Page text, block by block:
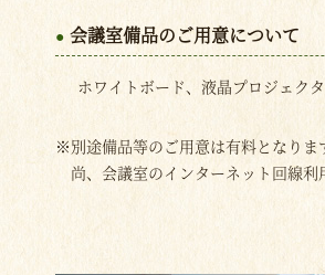
会議室備品のご用意について
ホワイトボード、液晶プロジェク
※別途備品等のご用意は有料となりま
尚、会議室のインターネット回線利